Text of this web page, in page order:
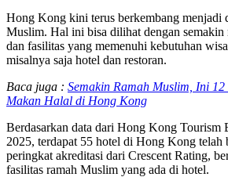
Hong Kong kini terus berkembang menjadi
Muslim. Hal ini bisa dilihat dengan semakin
dan fasilitas yang memenuhi kebutuhan
misalnya saja hotel dan restoran.
Baca juga : Semakin Ramah Muslim, Ini 12
Makan Halal di Hong Kong
Berdasarkan data dari Hong Kong Tourism
2025, terdapat 55 hotel di Hong Kong telah
peringkat akreditasi dari Crescent Rating,
fasilitas ramah Muslim yang ada di hotel.